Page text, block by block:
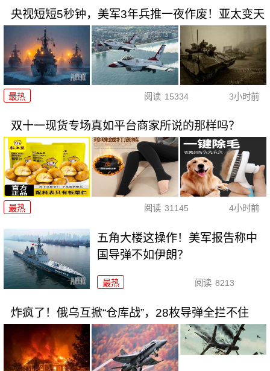
央视短短5秒钟，美军3年兵推一夜作废！亚太变天
最热 阅读 15334 3小时前
双十一现货专场真如平台商家所说的那样吗？
最热 阅读 31145 4小时前
五角大楼这操作！美军报告称中
国导弹不如伊朗？
最热 阅读 8213
炸疯了！俄乌互掀“仓库战”，28枚导弹全拦不住